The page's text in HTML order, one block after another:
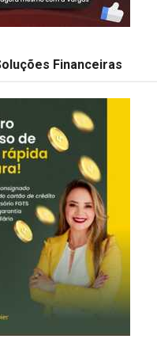
Financeiras